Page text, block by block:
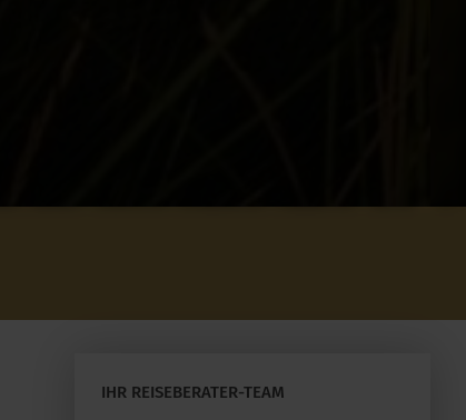
IHR REISEBERATER-TEAM